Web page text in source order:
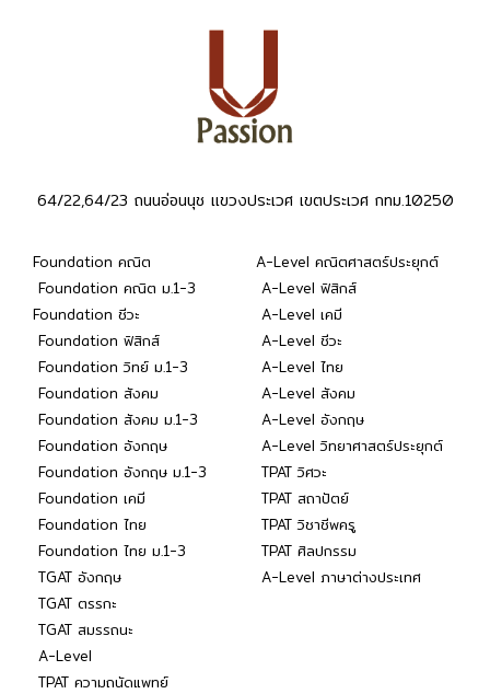
64/22,64/23 ถนนอ่อนนุช แขวงประเวศ เขตประเวศ กทม.10250
Foundation คณิต
Foundation คณิต ม.1-3
Foundation ชีวะ
Foundation ฟิสิกส์
Foundation วิทย์ ม.1-3
Foundation สังคม
Foundation สังคม ม.1-3
Foundation อังกฤษ
Foundation อังกฤษ ม.1-3
Foundation เคมี
Foundation ไทย
Foundation ไทย ม.1-3
TGAT อังกฤษ
TGAT ตรรกะ
TGAT สมรรถนะ
A-Level
TPAT ความถนัดแพทย์
A-Level คณิตศาสตร์ประยุกต์
A-Level ฟิสิกส์
A-Level เคมี
A-Level ชีวะ
A-Level ไทย
A-Level สังคม
A-Level อังกฤษ
A-Level วิทยาศาสตร์ประยุกต์
TPAT วิศวะ
TPAT สถาปัตย์
TPAT วิชาชีพครู
TPAT ศิลปกรรม
A-Level ภาษาต่างประเทศ